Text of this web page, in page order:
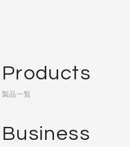
Products
製品一覧
Business